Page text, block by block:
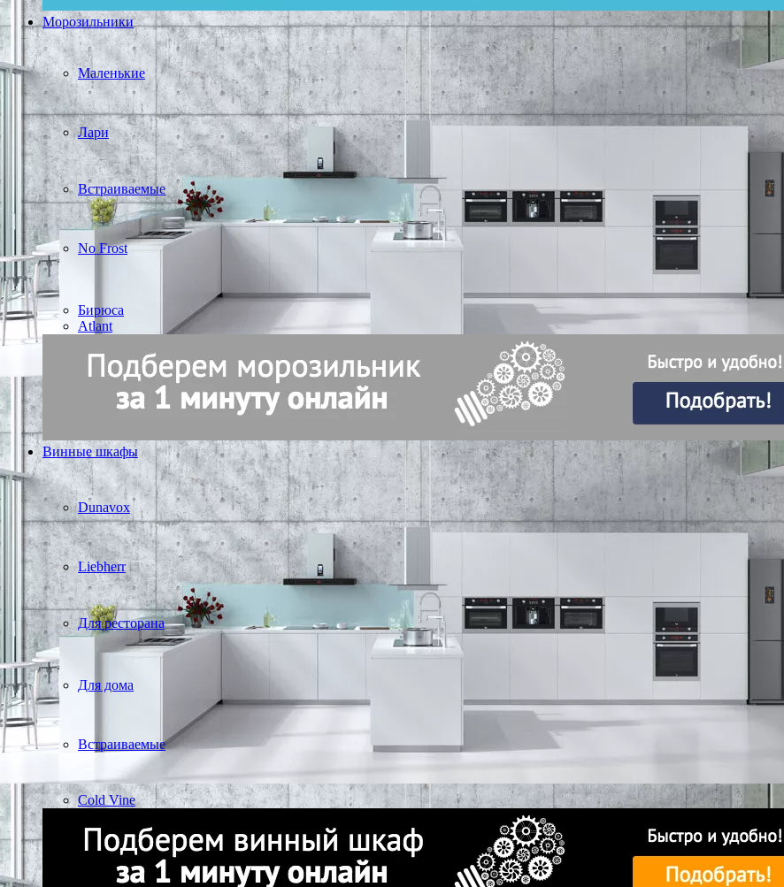
Морозильники
Маленькие
Лари
Встраиваемые
No Frost
Бирюса
Atlant
Винные шкафы
Dunavox
Liebherr
Для ресторана
Для дома
Встраиваемые
Cold Vine